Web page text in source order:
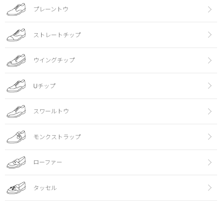
プレーントウ
ストレートチップ
ウイングチップ
Uチップ
スワールトウ
モンクストラップ
ローファー
タッセル